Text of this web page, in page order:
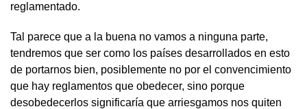
reglamentado.
Tal parece que a la buena no vamos a ninguna parte,
tendremos que ser como los países desarrollados en esto
de portarnos bien, posiblemente no por el convencimiento
que hay reglamentos que obedecer, sino porque
desobedecerlos significaría que arriesgamos nos quiten